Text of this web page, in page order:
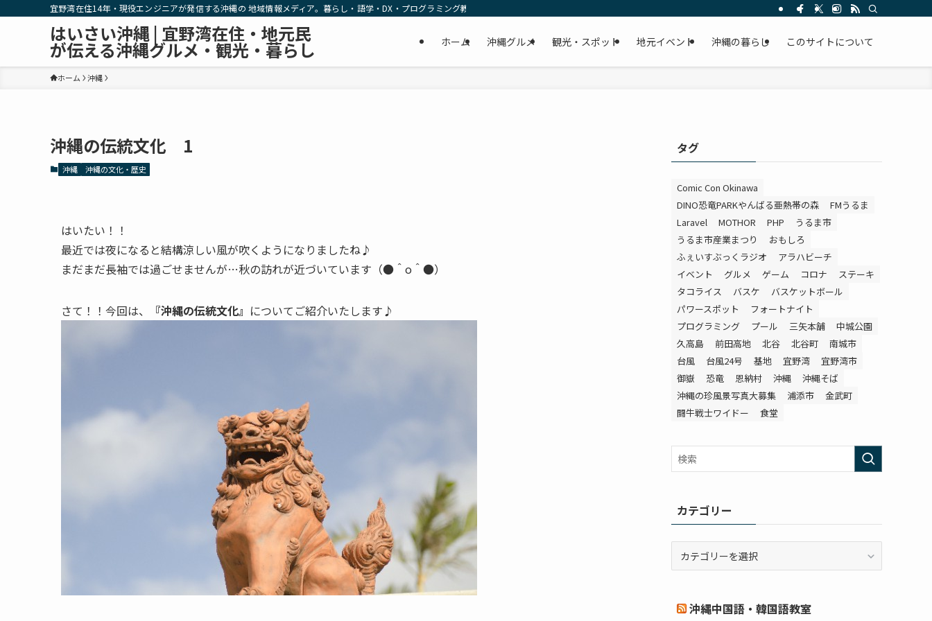
宜野湾在住14年・現役エンジニアが発信する沖縄の 地域情報メディア。暮らし・語学・DX・プログラミング教育の リアルな一次情報をお届けします。
はいさい沖縄 | 宜野湾在住・地元民
が伝える沖縄グルメ・観光・暮らし ホーム 沖縄グルメ 観光・スポット 地元イベント 沖縄の暮らし このサイトについて
ホーム 沖縄
沖縄の伝統文化 1
沖縄 沖縄の文化・歴史
はいたい！！
最近では夜になると結構涼しい風が吹くようになりましたね♪
まだまだ長袖では過ごせませんが…秋の訪れが近づいています（●＾o＾●）
さて！！今回は、 『沖縄の伝統文化』 についてご紹介いたします♪
タグ
Comic Con Okinawa
DINO恐竜PARKやんばる亜熱帯の森
FMうるま
Laravel
MOTHOR PHP
うるま市
うるま市産業まつり
おもしろ
ふぇいすぶっくラジオ
アラハビーチ
イベント
グルメ ゲーム コロナ
ステーキ
タコライス
バスケ
バスケットボール
パワースポット
フォートナイト
プログラミング
プール 三矢本舗
中城公園
久高島
前田高地 北谷 北谷町
南城市
台風
台風24号 基地 宜野湾
宜野湾市
御嶽
恐竜 恩納村 沖縄
沖縄そば
沖縄の珍風景写真大募集
浦添市
金武町
闘牛戦士ワイドー
食堂
カテゴリー
ー
沖縄中国語・韓国語教室